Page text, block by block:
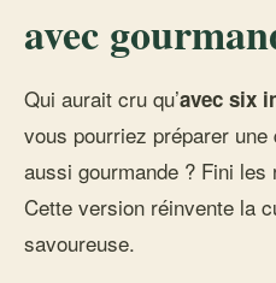
avec
Qui aurait cru qu’avec six
vous pourriez préparer
aussi gourmande ? Fini
Cette version réinvente la
savoureuse.